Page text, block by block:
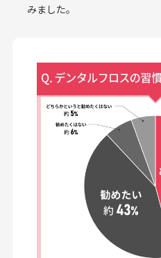
みました。